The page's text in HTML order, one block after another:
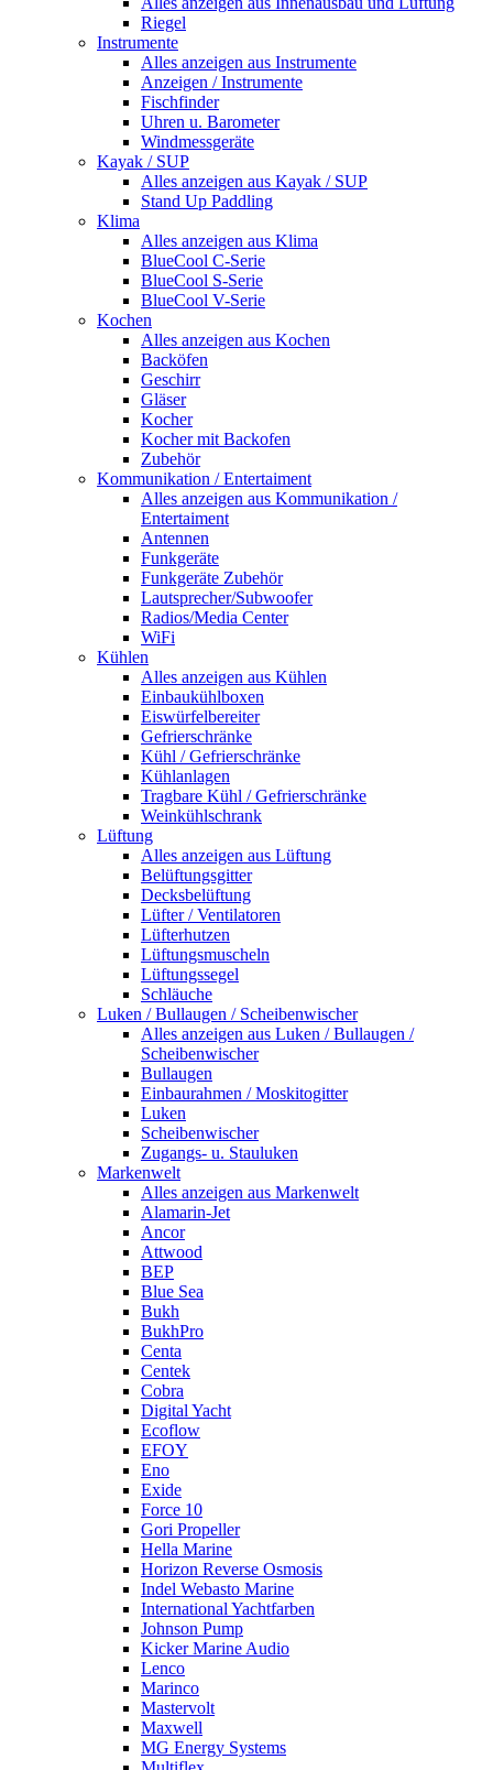
Riegel
Instrumente
Alles anzeigen aus Instrumente
Anzeigen / Instrumente
Fischfinder
Uhren u. Barometer
Windmessgeräte
Kayak / SUP
Alles anzeigen aus Kayak / SUP
Stand Up Paddling
Klima
Alles anzeigen aus Klima
BlueCool C-Serie
BlueCool S-Serie
BlueCool V-Serie
Kochen
Alles anzeigen aus Kochen
Backöfen
Geschirr
Gläser
Kocher
Kocher mit Backofen
Zubehör
Kommunikation / Entertaiment
Alles anzeigen aus Kommunikation /
Entertaiment
Antennen
Funkgeräte
Funkgeräte Zubehör
Lautsprecher/Subwoofer
Radios/Media Center
WiFi
Kühlen
Alles anzeigen aus Kühlen
Einbaukühlboxen
Eiswürfelbereiter
Gefrierschränke
Kühl / Gefrierschränke
Kühlanlagen
Tragbare Kühl / Gefrierschränke
Weinkühlschrank
Lüftung
Alles anzeigen aus Lüftung
Belüftungsgitter
Decksbelüftung
Lüfter / Ventilatoren
Lüfterhutzen
Lüftungsmuscheln
Lüftungssegel
Schläuche
Luken / Bullaugen / Scheibenwischer
Alles anzeigen aus Luken / Bullaugen /
Scheibenwischer
Bullaugen
Einbaurahmen / Moskitogitter
Luken
Scheibenwischer
Zugangs- u. Stauluken
Markenwelt
Alles anzeigen aus Markenwelt
Alamarin-Jet
Ancor
Attwood
BEP
Blue Sea
Bukh
BukhPro
Centa
Centek
Cobra
Digital Yacht
Ecoflow
EFOY
Eno
Exide
Force 10
Gori Propeller
Hella Marine
Horizon Reverse Osmosis
Indel Webasto Marine
International Yachtfarben
Johnson Pump
Kicker Marine Audio
Lenco
Marinco
Mastervolt
Maxwell
MG Energy Systems